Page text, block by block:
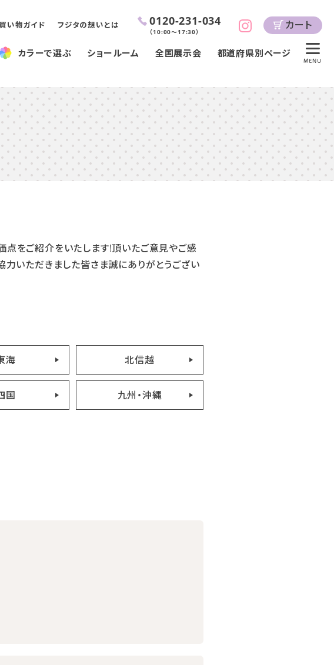
い物ガイド フジタの想いとは 0120-231-034
（10:00～17:30）
カート
カラーで選ぶ ショールーム 全国展示会 都道府県別ページ
MENU
点をご紹介をいたします!頂いたご意見やご感
力いただきました皆さま誠にありがとうござい
海 北信越
国 九州・沖縄